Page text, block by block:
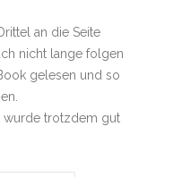
an die Seite
nicht lange folgen
gelesen und so
wurde trotzdem gut